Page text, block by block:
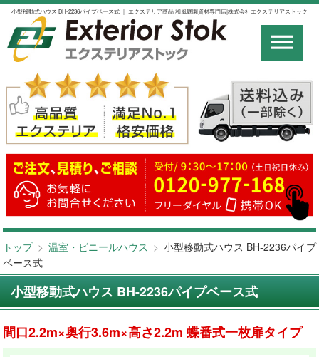
小型移動式ハウス BH-2236パイプベース式 ｜ エクステリア商品 和風庭園資材専門店|株式会社エクステリアストック
トップ > 温室・ビニールハウス > 小型移動式ハウス BH-2236パイプ
ベース式
小型移動式ハウス BH-2236パイプベース式
間口2.2m×奥行3.6m×高さ2.2m 蝶番式一枚扉タイプ